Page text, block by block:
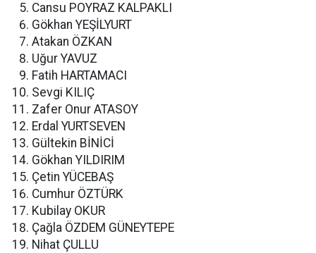
Cansu POYRAZ KALPAKLI
Gökhan YEŞİLYURT
Atakan ÖZKAN
Uğur YAVUZ
Fatih HARTAMACI
Sevgi KILIÇ
Zafer Onur ATASOY
Erdal YURTSEVEN
Gültekin BİNİCİ
Gökhan YILDIRIM
Çetin YÜCEBAŞ
Cumhur ÖZTÜRK
Kubilay OKUR
Çağla ÖZDEM GÜNEYTEPE
Nihat ÇULLU